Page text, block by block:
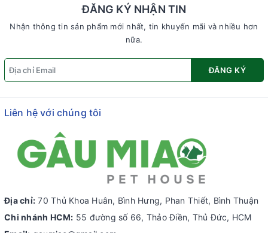
ĐĂNG KÝ NHẬN TIN
Nhận thông tin sản phẩm mới nhất, tin khuyến mãi và nhiều hơn
nữa.
ĐĂNG KÝ
Liên hệ với chúng tôi
Địa chỉ: 70 Thủ Khoa Huân, Bình Hưng, Phan Thiết, Bình Thuận
Chi nhánh HCM: 55 đường số 66, Thảo Điền, Thủ Đức, HCM